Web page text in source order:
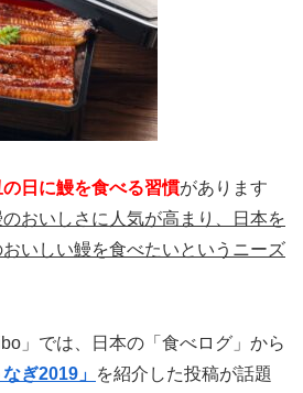
日に鰻を食べる習慣があります
おいしさに人気が高まり、日本を
いしい鰻を食べたいというニーズ
」では、日本の「食べログ」から
ぎ2019」 を紹介した投稿が話題